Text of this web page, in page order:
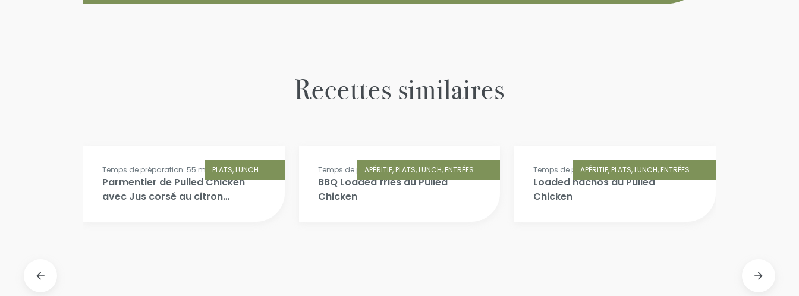
Recettes similaires
PLATS, LUNCH
Temps de préparation: 55 min.
Parmentier de Pulled Chicken
avec Jus corsé au citron
APÉRITIF, PLATS, LUNCH, ENTRÉES
Temps de préparation: 20 min.
BBQ Loaded fries au Pulled
Chicken
APÉRITIF, PLATS, LUNCH, ENTRÉES
Temps de préparation: 20 min.
Loaded nachos au Pulled
Chicken